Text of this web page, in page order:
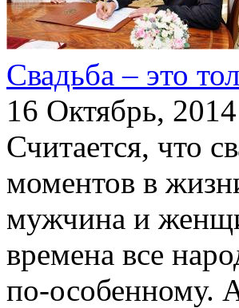
Свадьба – это
16 Октябрь, 2014
Считается, что
моментов в
мужчина и
времена все
по-особенному.